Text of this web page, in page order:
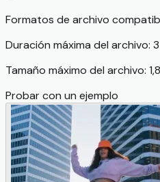
Formatos de archivo
Duración máxima del archivo:
Tamaño máximo del archivo:
Probar con un ejemplo